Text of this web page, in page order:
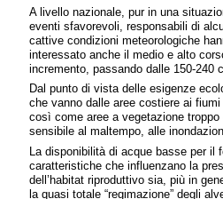
A livello nazionale, pur in una
eventi sfavorevoli, responsabili di
cattive condizioni meteorologiche
interessato anche il medio e alto
incremento, passando dalle 150-240
Dal punto di vista delle esigenze
che vanno dalle aree costiere ai
così come aree a vegetazione
sensibile al maltempo, alle
La disponibilità di acque basse per
caratteristiche che influenzano la
dell’habitat riproduttivo sia, più in
la quasi totale “regimazione” degli